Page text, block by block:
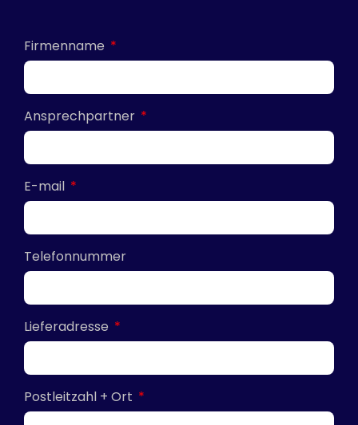
Firmenname
Ansprechpartner
E-mail
Telefonnummer
Lieferadresse
Postleitzahl + Ort